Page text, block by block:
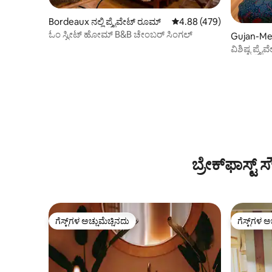
Bordeaux ನಲ್ಲಿ ಪ್ರೈವೇಟ್ ರೂಮ್ 5 ರಲ್ಲಿ 4.88 ಸರಾಸರಿ
4.88 (479)
ಓಂ ಸ್ವೀಟ್ ಹೋಮ್ B&B ಚೇಂಬರ್ ಸಿಂಗಲ್
Gujan-
ರೂಮ್
ವಿಶಿಷ್ಟ
ಗೆಸ್ಟ್‌ಗಳ ಅಚ್ಚುಮೆಚ್ಚಿನದು
ಗೆಸ್ಟ್‌ಗಳ ಅಚ್ಚುಮೆಚ್ಚಿನದು ಗೆಸ್ಟ್‌ಗಳ
ಗೆಸ್ಟ್‌ಗಳ